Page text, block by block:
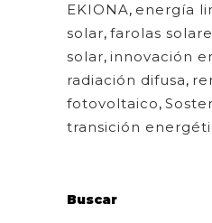
EKIONA, energía
solar, farolas
solar, innovación
radiación difusa,
fotovoltaico,
transición
Buscar